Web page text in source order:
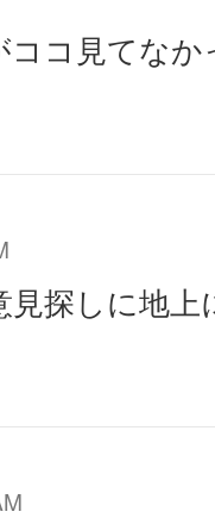
ココ見てな
見探しに地